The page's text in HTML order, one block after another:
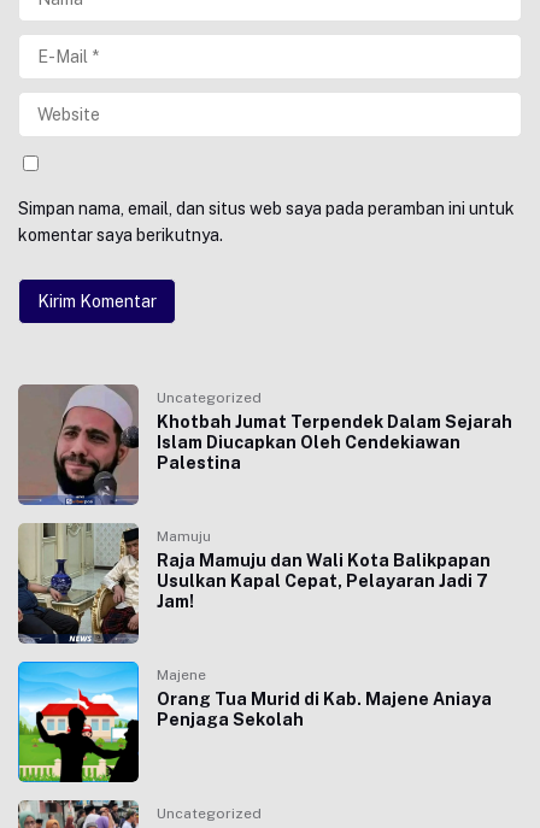
Simpan nama, email, dan situs web saya pada peramban ini untuk
komentar saya berikutnya.
Uncategorized
Khotbah Jumat Terpendek Dalam Sejarah
Islam Diucapkan Oleh Cendekiawan
Palestina
Mamuju
Raja Mamuju dan Wali Kota Balikpapan
Usulkan Kapal Cepat, Pelayaran Jadi 7
Jam!
Majene
Orang Tua Murid di Kab. Majene Aniaya
Penjaga Sekolah
Uncategorized